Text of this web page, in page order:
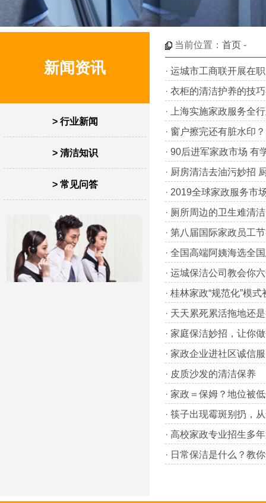
新闻资讯
> 行业新闻
> 清洁知识
> 常见问答
当前位置： 首页 -
· 运城市工商联开展在
· 衣柜的清洁护养的技
·
上海实施家政服务全
· 窗户擦完还有脏水印
· 90后进军家政市场 有
· 厨房清洁去油污妙招
· 2019全球家政服务市
· 厕所周边的卫生难清
· 第八届国际家政员工
· 全国高端阿姨海选全
· 运城保洁公司教会你
· 桂林家政“规范化”模
· 天天累死累活拖地还
· 家庭保洁妙招，让你
· 家政企业进社区诚信
· 皮质沙发的清洁保养
· 家政＝保姆？地位被
· 筷子出现霉斑别扔，
· 高校家政专业招生多
· 日常保洁是什么？教